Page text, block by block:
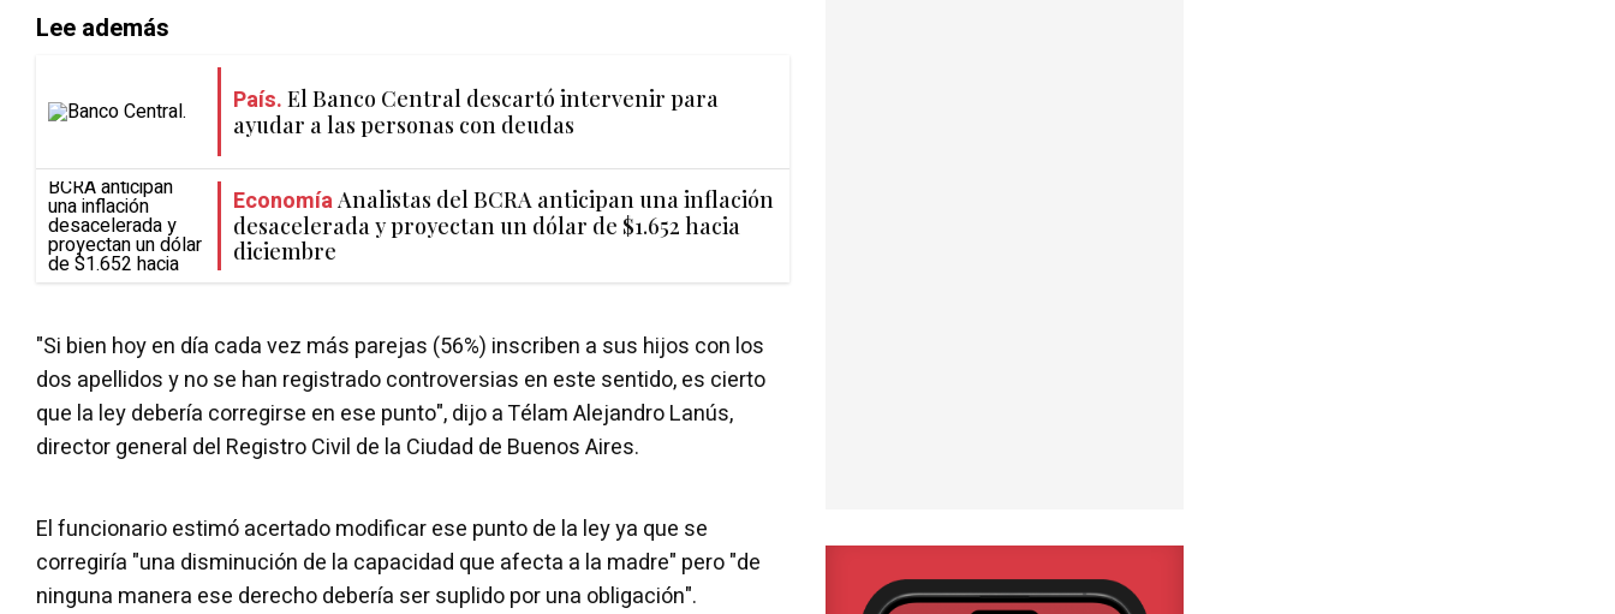
Lee además
País. El Banco Central descartó intervenir para
ayudar a las personas con deudas
EconomíaAnalistas del BCRA anticipan una inflación
desacelerada y proyectan un dólar de $1.652 hacia
diciembre
"Si bien hoy en día cada vez más parejas (56%) inscriben a sus hijos con los
dos apellidos y no se han registrado controversias en este sentido, es cierto
que la ley debería corregirse en ese punto", dijo a Télam Alejandro Lanús,
director general del Registro Civil de la Ciudad de Buenos Aires.
El funcionario estimó acertado modificar ese punto de la ley ya que se
corregiría "una disminución de la capacidad que afecta a la madre" pero "de
ninguna manera ese derecho debería ser suplido por una obligación".